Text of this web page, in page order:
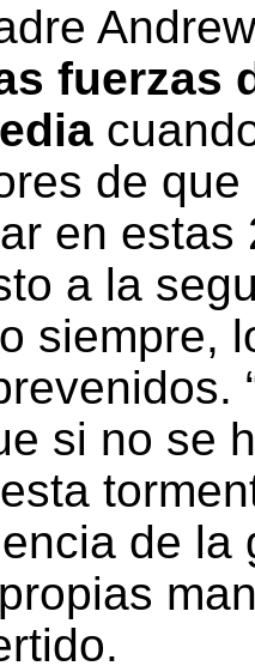
fuerzas
de que
en estas
a la
siempre,
si no se
de la